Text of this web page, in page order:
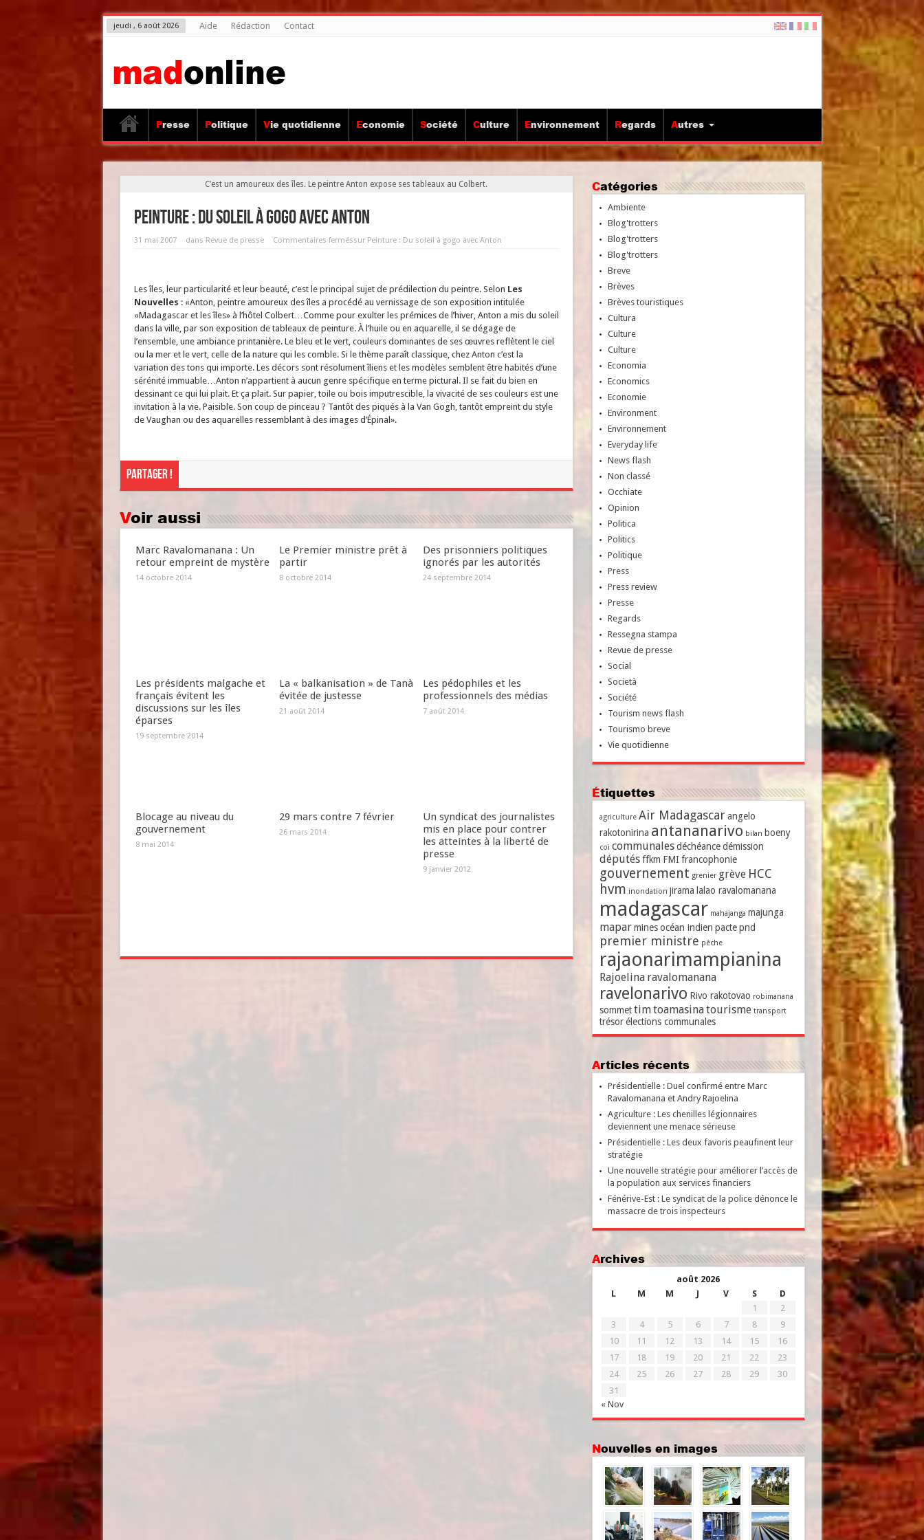
jeudi , 6 août 2026 Aide Rédaction Contact
Presse Politique Vie quotidienne Economie Société Culture Environnement Regards Autres
C’est un amoureux des îles. Le peintre Anton expose ses tableaux au Colbert.
Peinture : Du soleil à gogo avec Anton
31 mai 2007 dans Revue de presse Commentaires ferméssur Peinture : Du soleil à gogo avec Anton
Les îles, leur particularité et leur beauté, c’est le principal sujet de prédilection du peintre. Selon Les
Nouvelles : «Anton, peintre amoureux des îles a procédé au vernissage de son exposition intitulée
«Madagascar et les îles» à l’hôtel Colbert…Comme pour exulter les prémices de l’hiver, Anton a mis du soleil
dans la ville, par son exposition de tableaux de peinture. À l’huile ou en aquarelle, il se dégage de
l’ensemble, une ambiance printanière. Le bleu et le vert, couleurs dominantes de ses œuvres reflètent le ciel
ou la mer et le vert, celle de la nature qui les comble. Si le thème paraît classique, chez Anton c’est la
variation des tons qui importe. Les décors sont résolument îliens et les modèles semblent être habités d’une
sérénité immuable…Anton n’appartient à aucun genre spécifique en terme pictural. Il se fait du bien en
dessinant ce qui lui plait. Et ça plait. Sur papier, toile ou bois imputrescible, la vivacité de ses couleurs est une
invitation à la vie. Paisible. Son coup de pinceau ? Tantôt des piqués à la Van Gogh, tantôt empreint du style
de Vaughan ou des aquarelles ressemblant à des images d’Épinal».
Partager !
Voir aussi
Marc Ravalomanana : Un
retour empreint de mystère
14 octobre 2014
Le Premier ministre prêt à
partir
8 octobre 2014
Des prisonniers politiques
ignorés par les autorités
24 septembre 2014
Les présidents malgache et
français évitent les
discussions sur les îles
éparses
19 septembre 2014
La « balkanisation » de Tanà
évitée de justesse
21 août 2014
Les pédophiles et les
professionnels des médias
7 août 2014
Blocage au niveau du
gouvernement
8 mai 2014
29 mars contre 7 février
26 mars 2014
Un syndicat des journalistes
mis en place pour contrer
les atteintes à la liberté de
presse
9 janvier 2012
Catégories
Ambiente
Blog'trotters
Blog'trotters
Blog'trotters
Breve
Brèves
Brèves touristiques
Cultura
Culture
Culture
Economia
Economics
Economie
Environment
Environnement
Everyday life
News flash
Non classé
Occhiate
Opinion
Politica
Politics
Politique
Press
Press review
Presse
Regards
Ressegna stampa
Revue de presse
Social
Società
Société
Tourism news flash
Tourismo breve
Vie quotidienne
Étiquettes
agriculture Air Madagascar angelo
rakotonirina antananarivo bilan boeny
coi communales déchéance démission
députés ffkm FMI francophonie
gouvernement grenier grève HCC
hvm inondation jirama lalao ravalomanana
madagascar mahajanga majunga
mapar mines océan indien pacte pnd
premier ministre pêche
rajaonarimampianina
Rajoelina ravalomanana
ravelonarivo Rivo rakotovao robimanana
sommet timtoamasinatourisme transport
trésor élections communales
Articles récents
Présidentielle : Duel confirmé entre Marc
Ravalomanana et Andry Rajoelina
Agriculture : Les chenilles légionnaires
deviennent une menace sérieuse
Présidentielle : Les deux favoris peaufinent leur
stratégie
Une nouvelle stratégie pour améliorer l’accès de
la population aux services financiers
Fénérive-Est : Le syndicat de la police dénonce le
massacre de trois inspecteurs
Archives
août 2026
L
M M J V S D
« Nov
1
2
3
4 5 6 7 8
9
10
11 12 13 14 15
16
17
18 19 20 21 22
23
24
25 26 27 28 29
30
31
Nouvelles en images